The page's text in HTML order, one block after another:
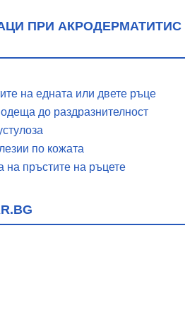
ПРИ АКРОДЕРМАТИТИС
на едната или двете ръце
до раздразнителност
по кожата
пръстите на ръцете